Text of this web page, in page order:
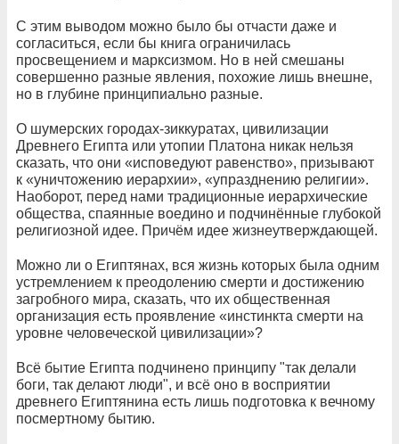
С этим выводом можно было бы отчасти даже и
согласиться, если бы книга ограничилась
просвещением и марксизмом. Но в ней смешаны
совершенно разные явления, похожие лишь внешне,
но в глубине принципиально разные.
О шумерских городах-зиккуратах, цивилизации
Древнего Египта или утопии Платона никак нельзя
сказать, что они «исповедуют равенство», призывают
к «уничтожению иерархии», «упразднению религии».
Наоборот, перед нами традиционные иерархические
общества, спаянные воедино и подчинённые глубокой
религиозной идее. Причём идее жизнеутверждающей.
Можно ли о Египтянах, вся жизнь которых была одним
устремлением к преодолению смерти и достижению
загробного мира, сказать, что их общественная
организация есть проявление «инстинкта смерти на
уровне человеческой цивилизации»?
Всё бытие Египта подчинено принципу "так делали
боги, так делают люди", и всё оно в восприятии
древнего Египтянина есть лишь подготовка к вечному
посмертному бытию.